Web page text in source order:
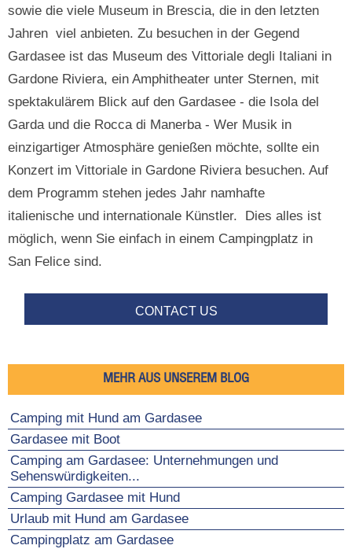
sowie die viele Museum in Brescia, die in den letzten
Jahren viel anbieten. Zu besuchen in der Gegend
Gardasee ist das Museum des Vittoriale degli Italiani in
Gardone Riviera, ein Amphitheater unter Sternen, mit
spektakulärem Blick auf den Gardasee - die Isola del
Garda und die Rocca di Manerba - Wer Musik in
einzigartiger Atmosphäre genießen möchte, sollte ein
Konzert im Vittoriale in Gardone Riviera besuchen. Auf
dem Programm stehen jedes Jahr namhafte
italienische und internationale Künstler. Dies alles ist
möglich, wenn Sie einfach in einem Campingplatz in
San Felice sind.
CONTACT US
MEHR AUS UNSEREM BLOG
Camping mit Hund am Gardasee
Gardasee mit Boot
Camping am Gardasee: Unternehmungen und
Sehenswürdigkeiten...
Camping Gardasee mit Hund
Urlaub mit Hund am Gardasee
Campingplatz am Gardasee